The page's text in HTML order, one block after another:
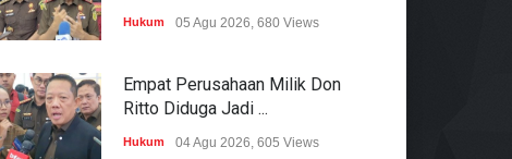
Hukum 05 Agu 2026, 680 Views
Empat Perusahaan Milik Don
Ritto Diduga Jadi ...
Hukum 04 Agu 2026, 605 Views